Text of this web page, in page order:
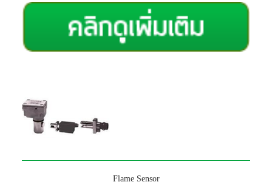
Flame Sensor